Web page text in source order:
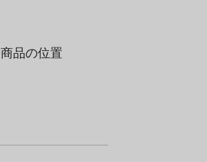
品の位置